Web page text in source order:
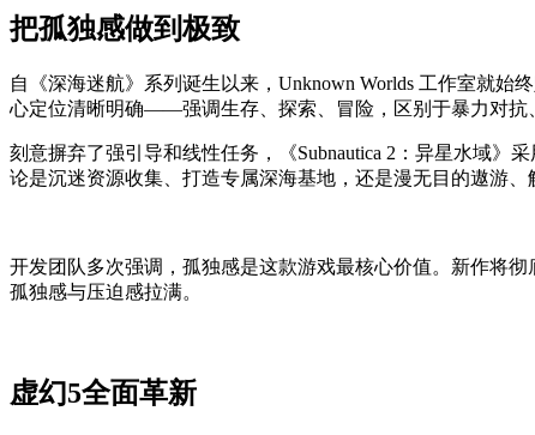
把孤独感做到极致
自《深海迷航》系列诞生以来，Unknown Worlds 工作室就始
心定位清晰明确——强调生存、探索、冒险，区别于暴力对抗
刻意摒弃了强引导和线性任务，《Subnautica 2：异星水域
论是沉迷资源收集、打造专属深海基地，还是漫无目的遨游、
开发团队多次强调，孤独感是这款游戏最核心价值。新作将
孤独感与压迫感拉满。
虚幻5全面革新